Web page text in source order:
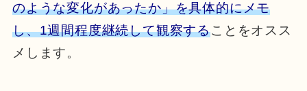
のような変化があったか」を具体的にメモ
し、1週間程度継続して観察することをオスス
メします。